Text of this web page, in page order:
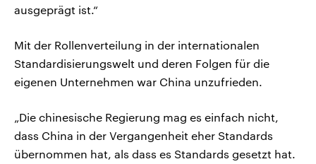
ausgeprägt ist.“
Mit der Rollenverteilung in der internationalen
Standardisierungswelt und deren Folgen für die
eigenen Unternehmen war China unzufrieden.
„Die chinesische Regierung mag es einfach nicht,
dass China in der Vergangenheit eher Standards
übernommen hat, als dass es Standards gesetzt hat.